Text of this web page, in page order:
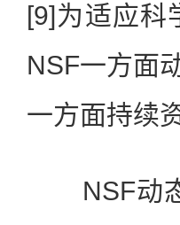
[9]为适应科
NSF一方面
一方面持续
NSF动态